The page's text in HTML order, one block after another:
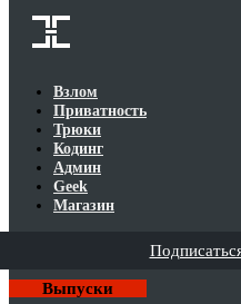
Взлом
Приватность
Трюки
Кодинг
Админ
Geek
Магазин
Выпуски